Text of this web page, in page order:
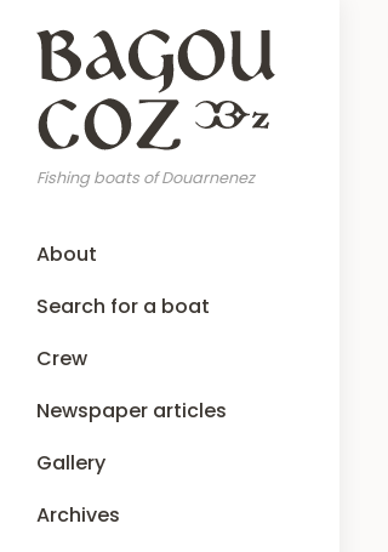
main
content
Fishing boats of Douarnenez
MainAbout
Search for a boat
Crew
Newspaper articles
Gallery
Archives